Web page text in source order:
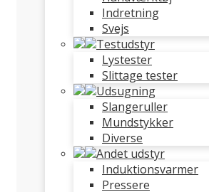
Indretning
Svejs
Testudstyr
Lystester
Slittage tester
Udsugning
Slangeruller
Mundstykker
Diverse
Andet udstyr
Induktionsvarmer
Pressere